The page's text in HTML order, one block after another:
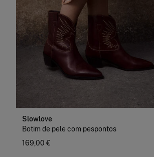
Slowlove
Botim de pele com pespontos
169,00 €